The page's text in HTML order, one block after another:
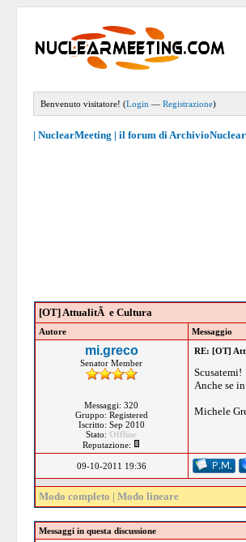
Benvenuto visitatore! (Login —Registrazione)
| NuclearMeeting | il forum di
[OT] AttualitÃ e Cultura
Autore Messaggio
mi.greco
Senator Member
Messaggi: 320
Gruppo: Registered
Iscritto: Sep 2010
Stato: Offline
Reputazione:
RE: [OT]
Scusatemi!
Anche se
Michele
09-10-2011 19:36
Modo completo | Modo lineare
Messaggi in questa discussione